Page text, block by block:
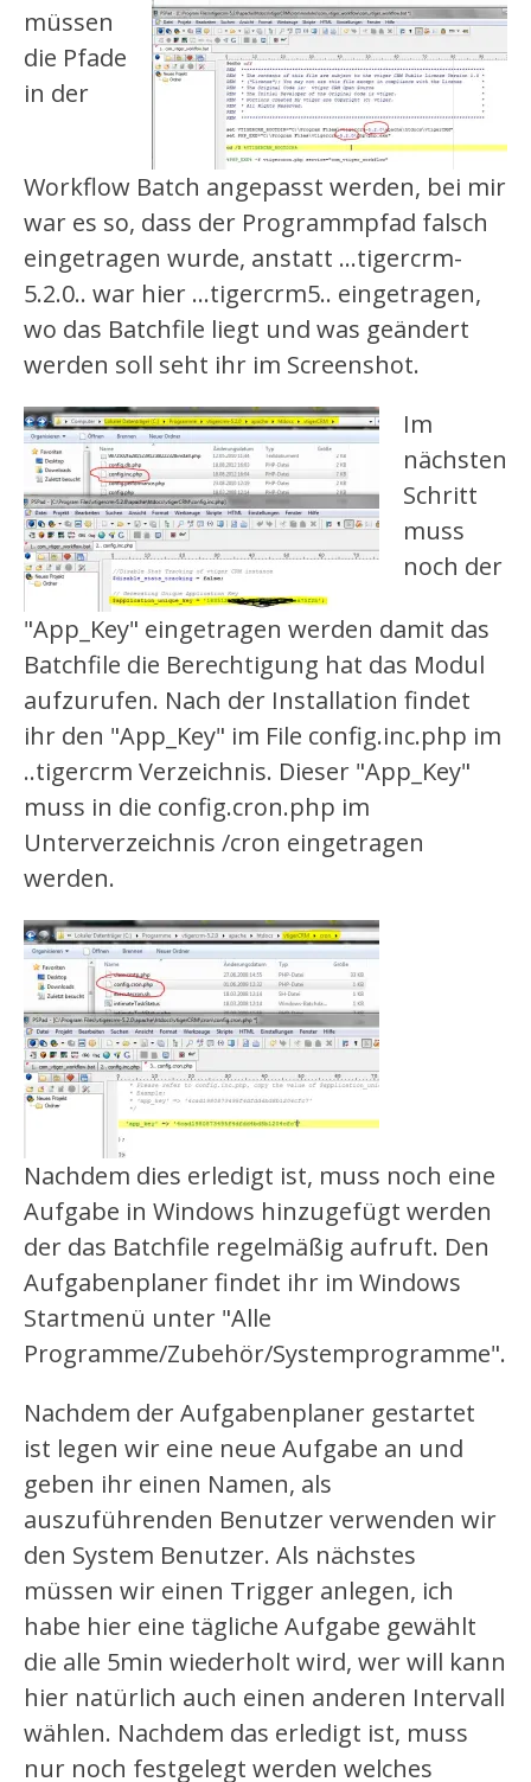
müssen
die Pfade
in der
Workflow Batch angepasst werden, bei mir
war es so, dass der Programmpfad falsch
eingetragen wurde, anstatt ...tigercrm-
5.2.0.. war hier ...tigercrm5.. eingetragen,
wo das Batchfile liegt und was geändert
werden soll seht ihr im Screenshot.
Im
nächsten
Schritt
muss
noch der
"App_Key" eingetragen werden damit das
Batchfile die Berechtigung hat das Modul
aufzurufen. Nach der Installation findet
ihr den "App_Key" im File config.inc.php im
..tigercrm Verzeichnis. Dieser "App_Key"
muss in die config.cron.php im
Unterverzeichnis /cron eingetragen
werden.
Nachdem dies erledigt ist, muss noch eine
Aufgabe in Windows hinzugefügt werden
der das Batchfile regelmäßig aufruft. Den
Aufgabenplaner findet ihr im Windows
Startmenü unter "Alle
Programme/Zubehör/Systemprogramme".
Nachdem der Aufgabenplaner gestartet
ist legen wir eine neue Aufgabe an und
geben ihr einen Namen, als
auszuführenden Benutzer verwenden wir
den System Benutzer. Als nächstes
müssen wir einen Trigger anlegen, ich
habe hier eine tägliche Aufgabe gewählt
die alle 5min wiederholt wird, wer will kann
hier natürlich auch einen anderen Intervall
wählen. Nachdem das erledigt ist, muss
nur noch festgelegt werden welches